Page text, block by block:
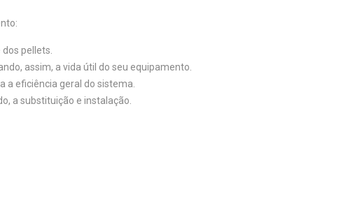
pellets.
assim, a vida útil do seu equipamento.
a eficiência geral do sistema.
a substituição e instalação.